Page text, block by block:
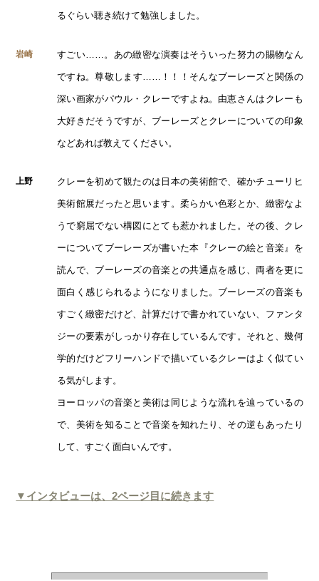
るぐらい聴き続けて勉強しました。
岩崎 すごい……。あの緻密な演奏はそういった努力の賜物なん
ですね。尊敬します……！！！そんなブーレーズと関係の
深い画家がパウル・クレーですよね。由恵さんはクレーも
大好きだそうですが、ブーレーズとクレーについての印象
などあれば教えてください。
上野 クレーを初めて観たのは日本の美術館で、確かチューリヒ
美術館展だったと思います。柔らかい色彩とか、緻密なよ
うで窮屈でない構図にとても惹かれました。その後、クレ
ーについてブーレーズが書いた本『クレーの絵と音楽』を
読んで、ブーレーズの音楽との共通点を感じ、両者を更に
面白く感じられるようになりました。ブーレーズの音楽も
すごく緻密だけど、計算だけで書かれていない、ファンタ
ジーの要素がしっかり存在しているんです。それと、幾何
学的だけどフリーハンドで描いているクレーはよく似てい
る気がします。
ヨーロッパの音楽と美術は同じような流れを辿っているの
で、美術を知ることで音楽を知れたり、その逆もあったり
して、すごく面白いんです。
▼インタビューは、2ページ目に続きます